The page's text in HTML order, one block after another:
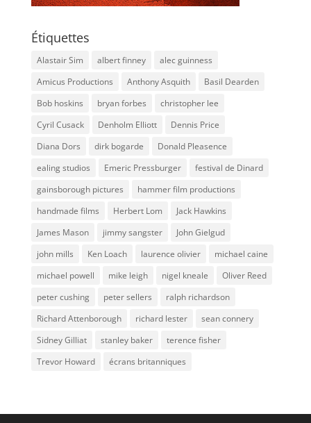
Étiquettes
Alastair Sim albert finney
alec guinness
Amicus Productions
Anthony Asquith
Basil Dearden
Bob hoskins
bryan forbes
christopher lee
Cyril Cusack
Denholm Elliott
Dennis Price
Diana Dors
dirk bogarde
Donald Pleasence
ealing studios
Emeric Pressburger
festival de Dinard
gainsborough pictures
hammer film productions
handmade films
Herbert Lom
Jack Hawkins
James Mason
jimmy sangster
John Gielgud
john mills
Ken Loach laurence olivier
michael caine
michael powell
mike leigh nigel kneale
Oliver Reed
peter cushing
peter sellers
ralph richardson
Richard Attenborough
richard lester
sean connery
Sidney Gilliat
stanley baker
terence fisher
Trevor Howard
écrans britanniques